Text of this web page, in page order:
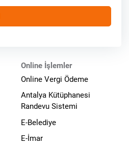
Online İşlemler
Online Vergi Ödeme
Antalya Kütüphanesi
Randevu Sistemi
E-Belediye
E-İmar